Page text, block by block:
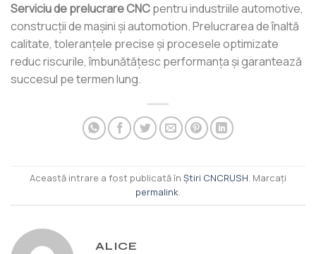
Serviciu de prelucrare CNCpentru industriile automotive,
construcții de mașini și automotion. Prelucrarea de înaltă
calitate, toleranțele precise și procesele optimizate
reduc riscurile, îmbunătățesc performanța și garantează
succesul pe termen lung.
Această intrare a fost publicată în Știri CNCRUSH. Marcați
permalink.
ALICE